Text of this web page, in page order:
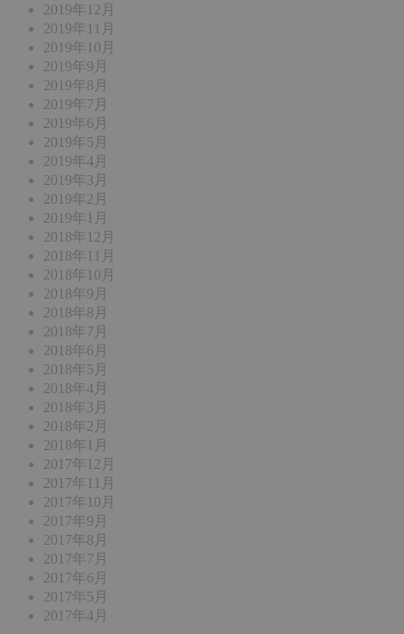
2019年12月
2019年11月
2019年10月
2019年9月
2019年8月
2019年7月
2019年6月
2019年5月
2019年4月
2019年3月
2019年2月
2019年1月
2018年12月
2018年11月
2018年10月
2018年9月
2018年8月
2018年7月
2018年6月
2018年5月
2018年4月
2018年3月
2018年2月
2018年1月
2017年12月
2017年11月
2017年10月
2017年9月
2017年8月
2017年7月
2017年6月
2017年5月
2017年4月